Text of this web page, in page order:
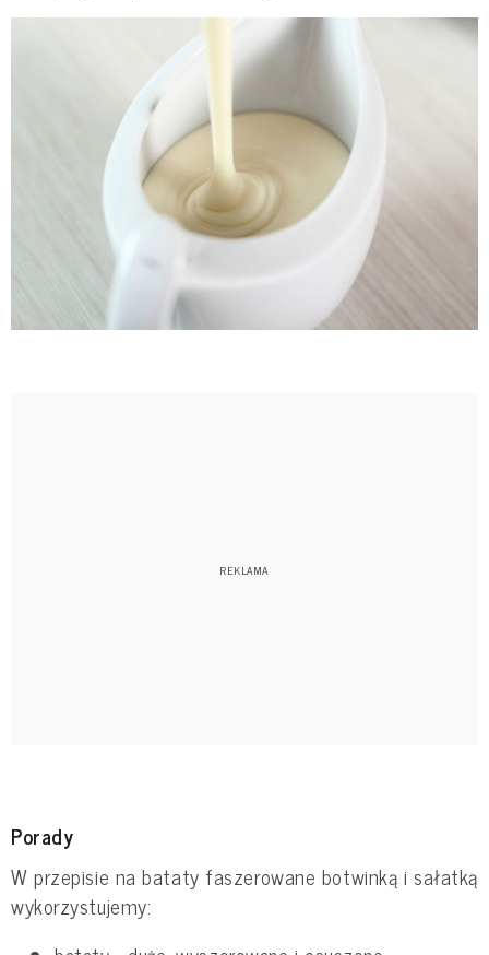
Porady
W przepisie na bataty faszerowane botwinką i sałatką
wykorzystujemy: